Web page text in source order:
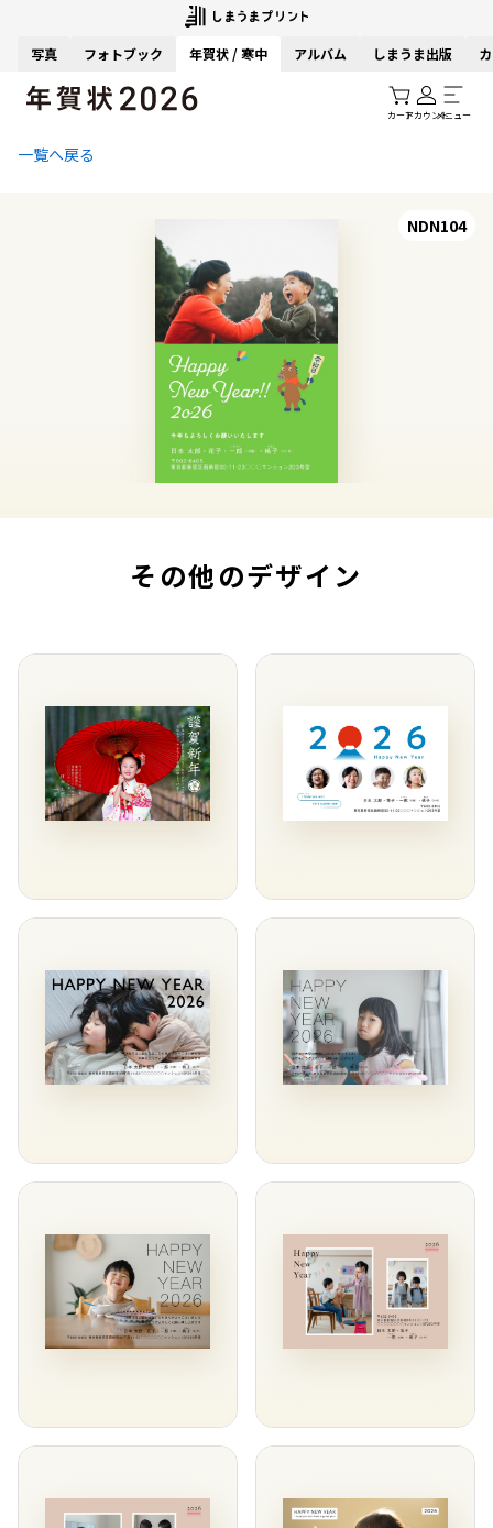
写真 フォトブック 年賀状 / 寒中 アルバム しまうま出版
カートアカウントメニュー
一覧へ戻る
NDN104
その他のデザイン